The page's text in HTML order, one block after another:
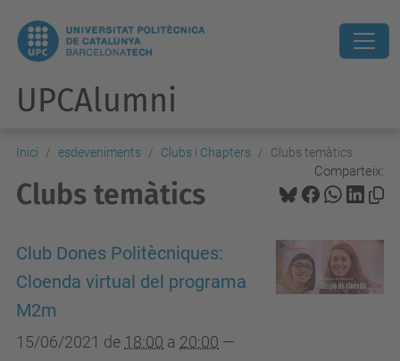
UPCAlumni
Inici esdeveniments Clubs i Chapters Clubs temàtics
Comparteix:
Clubs temàtics
Club Dones Politècniques:
Cloenda virtual del programa
M2m
15/06/2021 de 18:00 a 20:00 —